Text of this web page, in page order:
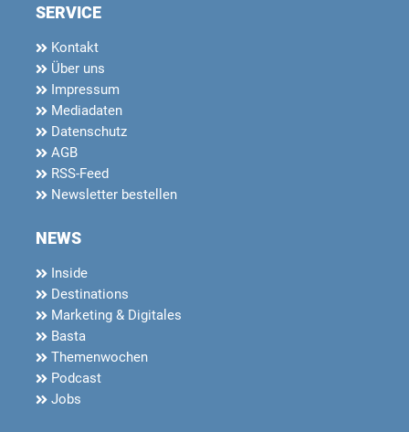
SERVICE
Kontakt
Über uns
Impressum
Mediadaten
Datenschutz
AGB
RSS-Feed
Newsletter bestellen
NEWS
Inside
Destinations
Marketing & Digitales
Basta
Themenwochen
Podcast
Jobs